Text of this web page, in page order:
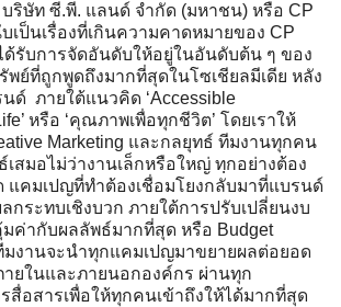
ริษัท ซี.พี. แลนด์ จํากัด (มหาชน) หรือ CP
บเป็นเรื่องที่เกินความคาดหมายของ CP
ด้รับการจัดอันดับให้อยู่ในอันดับต้น ๆ ของ
พย์ที่ถูกพูดถึงมากที่สุดในโซเชียลมีเดีย หลัง
ด์ ภายใต้แนวคิด ‘Accessible
หรือ ‘คุณภาพเพื่อทุกชีวิต’ โดยเราให้
Marketing และกลยุทธ์ ทีมงานทุกคน
สมอไม่ว่างานเล็กหรือใหญ่ ทฺกอย่างต้อง
แคมเปญที่ทำต้องเชื่อมโยงกลับมาที่แบรนด์
กระทบเชิงบวก ภายใต้การปรับเปลี่ยนงบ
ค่ากับผลลัพธ์มากที่สุด หรือ Budget
มงานจะนำทุกแคมเปญมาขยายผลต่อยอด
ายในและภายนอกองค์กร ผ่านทุก
สื่อสารเพื่อให้ทุกคนเข้าถึงให้ได้มากที่สุด